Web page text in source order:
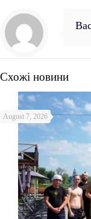
Схожі новини
August 7, 2026